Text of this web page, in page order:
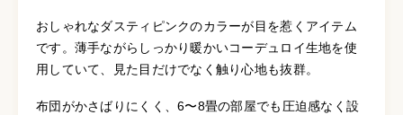
おしゃれなダスティピンクのカラーが目を惹くアイテム
です。薄手ながらしっかり暖かいコーデュロイ生地を使
用していて、見た目だけでなく触り心地も抜群。
布団がかさばりにくく、6〜8畳の部屋でも圧迫感なく設